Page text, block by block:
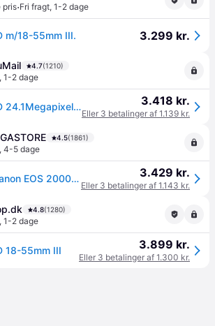
pris·Fri fragt, 1-2 dage
m/18-55mm III. 3.299 kr.
4.7(1210)
, 1-2 dage
Canon EOS 2000D 24.1Megapixel Digitalkamera --> På lager, levering hos dig 09-08-2026 3.418 kr.
Eller 3 betalinger af 1.139 kr.
4.5(1861)
, 4-5 dage
(ComputerSalg) Canon EOS 2000D - Digitalkamera - SLR - 24.1 MP - APS-C - 1080p / 30 fps - 3x optisk zoom EF-S 18-55 mm III objektiv - Wi-Fi, NFC 3.429 kr.
Eller 3 betalinger af 1.143 kr.
4.8(1280)
, 1-2 dage
18-55mm III 3.899 kr.
Eller 3 betalinger af 1.300 kr.